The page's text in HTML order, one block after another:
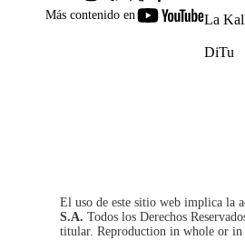
Más contenido en La
DiTu
El uso de este sitio web implica la
S.A. Todos los Derechos
titular. Reproduction in whole or